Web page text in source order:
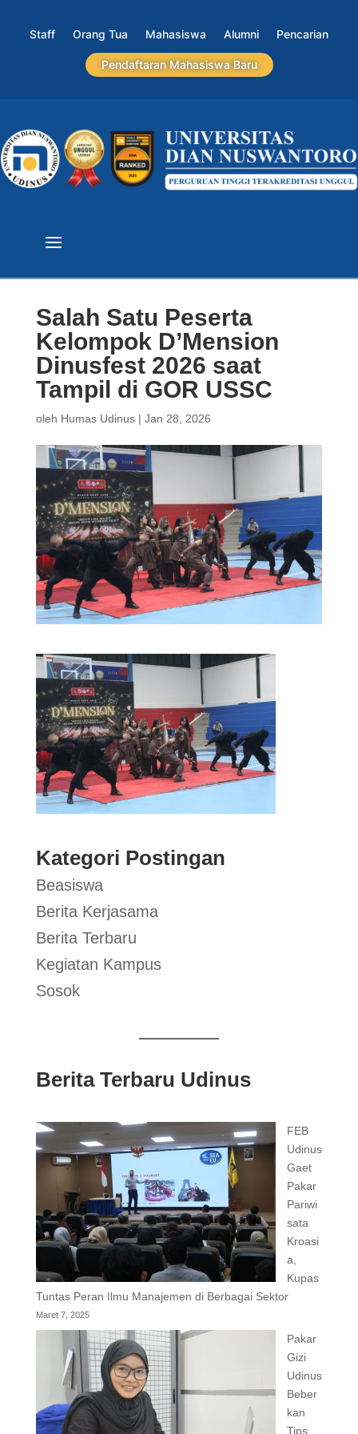
Staff Orang Tua Mahasiswa Alumni Pencarian
Pendaftaran Mahasiswa Baru
Salah Satu Peserta
Kelompok D’Mension
Dinusfest 2026 saat
Tampil di GOR USSC
oleh Humas Udinus| Jan 28, 2026
Kategori Postingan
Beasiswa
Berita Kerjasama
Berita Terbaru
Kegiatan Kampus
Sosok
Berita Terbaru Udinus
FEB
Udinus
Gaet
Pakar
Pariwi
sata
Kroasi
a,
Kupas
Tuntas Peran Ilmu Manajemen di Berbagai Sektor
Maret 7, 2025
Pakar
Gizi
Udinus
Beber
kan
Tips